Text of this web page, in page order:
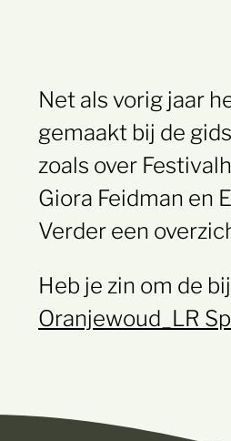
Net als vorig jaar
gemaakt bij de
zoals over
Giora Feidman en
Verder een
Heb je zin om de
Oranjewoud_LR